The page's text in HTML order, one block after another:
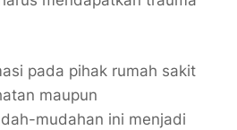
pada pihak rumah sakit
maupun
mudahan ini menjadi